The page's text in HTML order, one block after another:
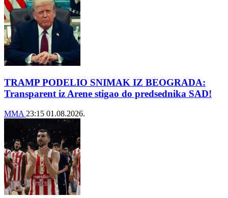
TRAMP PODELIO SNIMAK IZ BEOGRADA:
Transparent iz Arene stigao do predsednika SAD!
MMA 23:15 01.08.2026.